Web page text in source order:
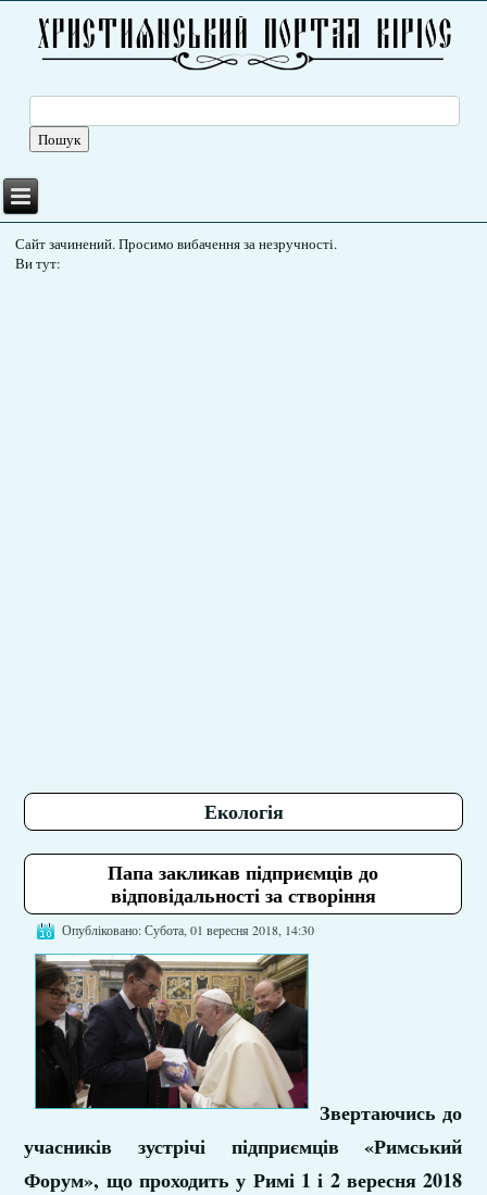
Сайт зачинений. Просимо вибачення за незручності.
Ви тут:
Екологія
Папа закликав підприємців до
відповідальності за створіння
Опубліковано: Субота, 01 вересня 2018, 14:30
Звертаючись до
учасників зустрічі підприємців «Римський
Форум», що проходить у Римі 1 і 2 вересня 2018